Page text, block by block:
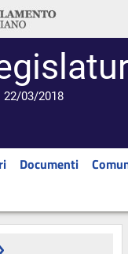
22/03/2018
Documenti